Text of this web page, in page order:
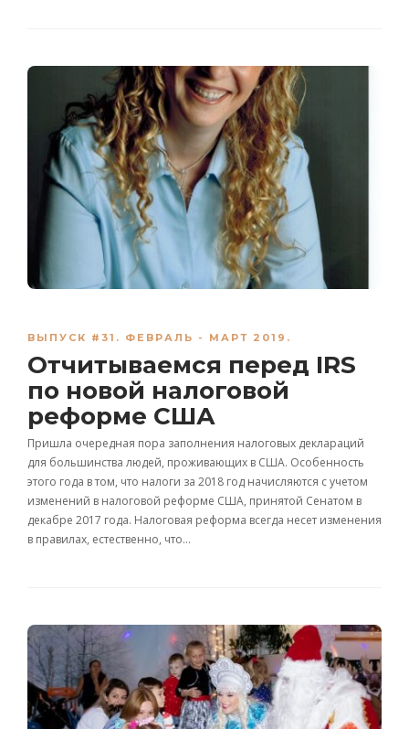
ВЫПУСК #31. ФЕВРАЛЬ - МАРТ 2019.
Отчитываемся перед IRS
по новой налоговой
реформе США
Пришла очередная пора заполнения налоговых деклараций
для большинства людей, проживающих в США. Особенность
этого года в том, что налоги за 2018 год начисляются с учетом
изменений в налоговой реформе США, принятой Сенатом в
декабре 2017 года. Налоговая реформа всегда несет изменения
в правилах, естественно, что…